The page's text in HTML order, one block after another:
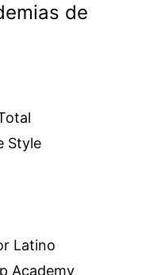
de
Style
Latino
Academy